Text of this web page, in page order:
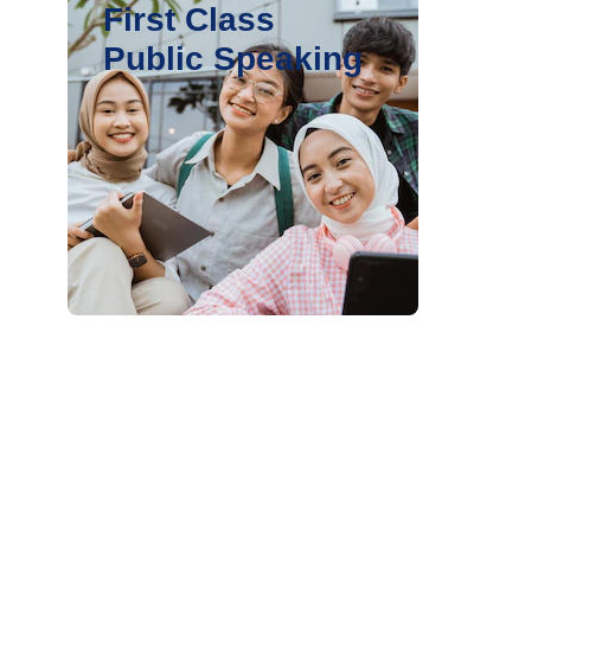
First Class
Public Speaking